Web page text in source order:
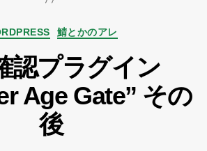
カ
ゴ
リ
ー
鯖とかのアレ
認プラグイン
Age Gate” その
後